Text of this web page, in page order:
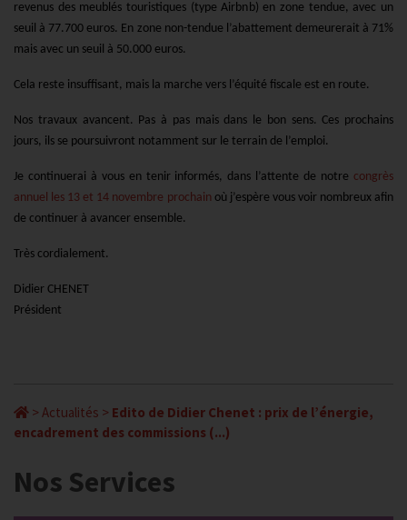
revenus des meublés touristiques (type Airbnb) en zone tendue, avec un
seuil à 77.700 euros. En zone non-tendue l’abattement demeurerait à 71%
mais avec un seuil à 50.000 euros.
Cela reste insuffisant, mais la marche vers l’équité fiscale est en route.
Nos travaux avancent. Pas à pas mais dans le bon sens. Ces prochains
jours, ils se poursuivront notamment sur le terrain de l’emploi.
Je continuerai à vous en tenir informés, dans l’attente de notre congrès
annuel les 13 et 14 novembre prochain où j’espère vous voir nombreux afin
de continuer à avancer ensemble.
Très cordialement.
Didier CHENET
Président
> Actualités > Edito de Didier Chenet : prix de l’énergie,
encadrement des commissions (...)
Nos Services